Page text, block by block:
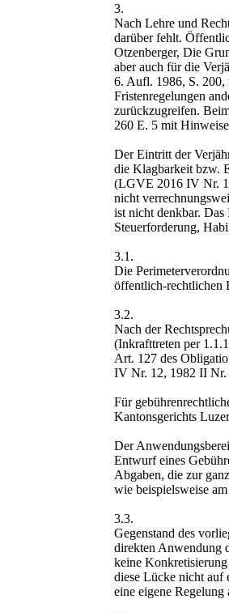
3.
Nach Lehre und
darüber fehlt.
Otzenberger, Die
aber auch für die
6. Aufl. 1986, S. 200,
Fristenregelungen
zurückzugreifen.
260 E. 5 mit
Der Eintritt der
die Klagbarkeit bzw.
(LGVE 2016 IV Nr.
nicht
ist nicht denkbar.
Steuerforderung,
3.1.
Die
öffentlich-rechtlichen
3.2.
Nach der
(Inkrafttreten per
Art. 127 des
IV Nr. 12, 1982 II Nr.
Für
Kantonsgerichts
Der
Entwurf eines
Abgaben, die zur
wie beispielsweise
3.3.
Gegenstand des
direkten Anwendung
keine
diese Lücke nicht auf
eine eigene